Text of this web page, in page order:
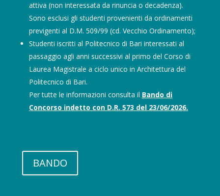
attiva (non interessata da rinuncia o decadenza).
Sono esclusi gli studenti provenienti da ordinamenti
previgenti al D.M. 509/99 (cd. Vecchio Ordinamento);
Studenti iscritti al Politecnico di Bari interessati al
passaggio agli anni successivi al primo del Corso di
Laurea Magistrale a ciclo unico in Architettura del
Politecnico di Bari.
Per tutte le informazioni consulta il Bando di
Concorso indetto con D.R. 573 del 23/06/2026.
BANDO